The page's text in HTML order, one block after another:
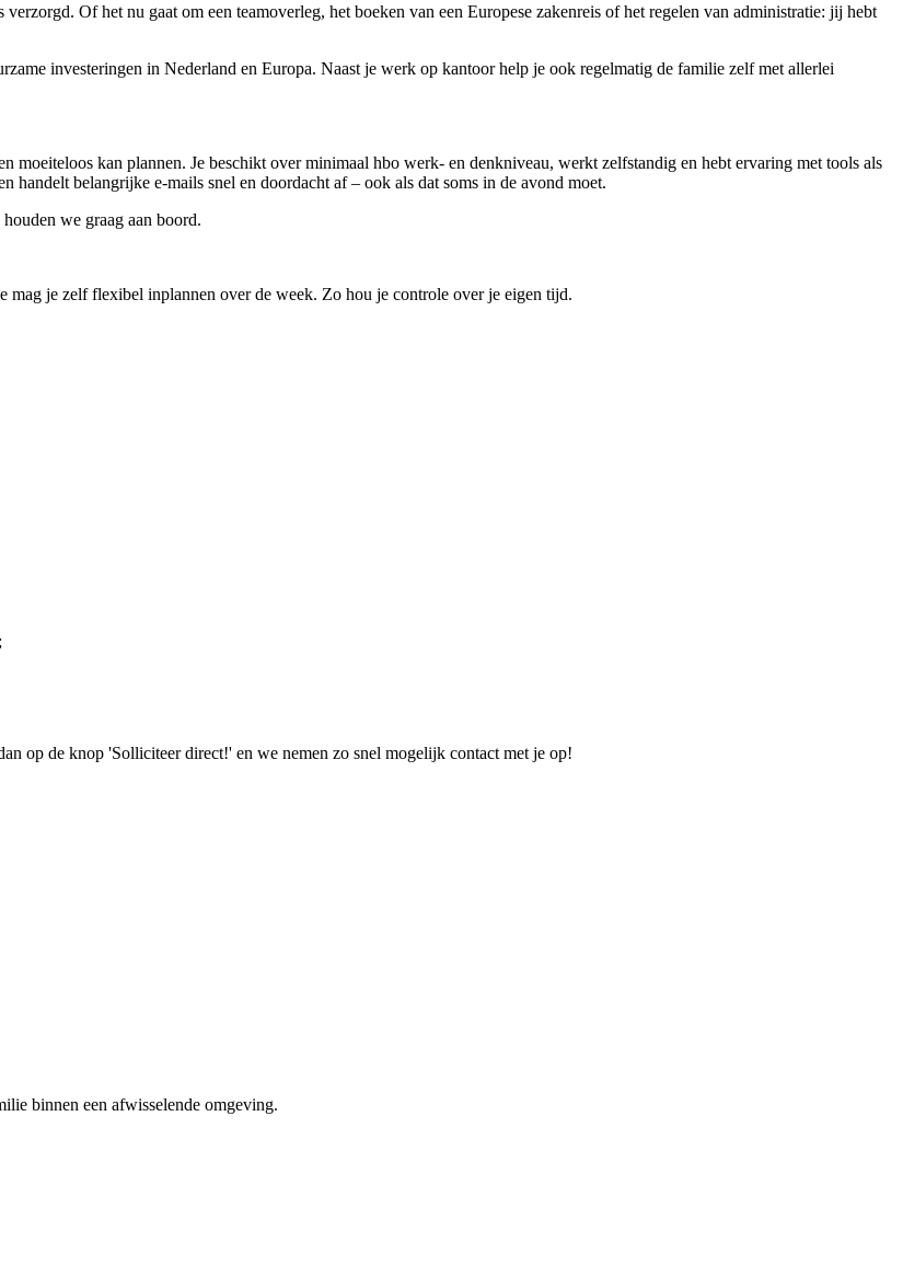
Of het nu gaat om een teamoverleg, het boeken van een Europese zakenreis of het regelen van administratie: jij hebt
investeringen in Nederland en Europa. Naast je werk op kantoor help je ook regelmatig de familie zelf met allerlei
moeiteloos kan plannen. Je beschikt over minimaal hbo werk- en denkniveau, werkt zelfstandig en hebt ervaring met tools als
belangrijke e-mails snel en doordacht af – ook als dat soms in de avond moet.
we graag aan boord.
je zelf flexibel inplannen over de week. Zo hou je controle over je eigen tijd.
op de knop 'Solliciteer direct!' en we nemen zo snel mogelijk contact met je op!
binnen een afwisselende omgeving.